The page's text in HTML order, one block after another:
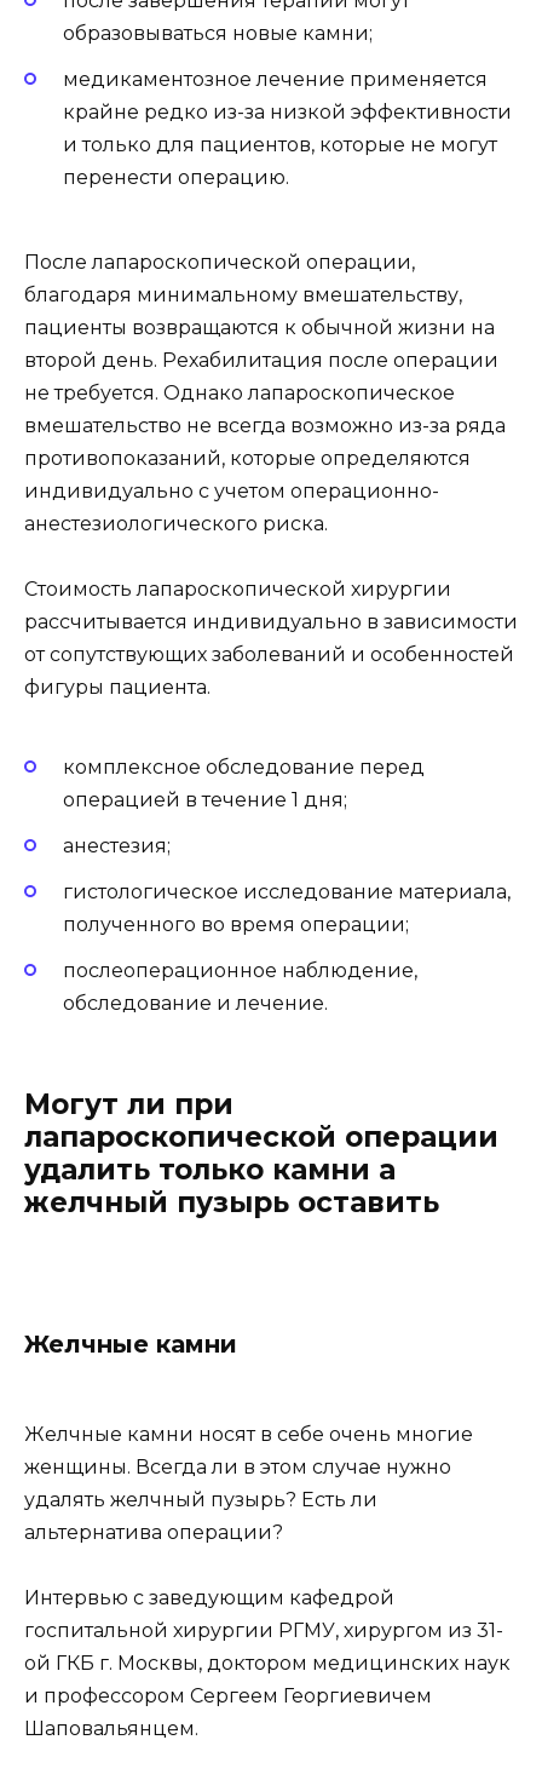
образовываться новые камни;
медикаментозное лечение применяется
крайне редко из-за низкой эффективности
и только для пациентов, которые не могут
перенести операцию.
После лапароскопической операции,
благодаря минимальному вмешательству,
пациенты возвращаются к обычной жизни на
второй день. Рехабилитация после операции
не требуется. Однако лапароскопическое
вмешательство не всегда возможно из-за ряда
противопоказаний, которые определяются
индивидуально с учетом операционно-
анестезиологического риска.
Стоимость лапароскопической хирургии
рассчитывается индивидуально в зависимости
от сопутствующих заболеваний и особенностей
фигуры пациента.
комплексное обследование перед
операцией в течение 1 дня;
анестезия;
гистологическое исследование материала,
полученного во время операции;
послеоперационное наблюдение,
обследование и лечение.
Могут ли при
лапароскопической операции
удалить только камни а
желчный пузырь оставить
Желчные камни
Желчные камни носят в себе очень многие
женщины. Всегда ли в этом случае нужно
удалять желчный пузырь? Есть ли
альтернатива операции?
Интервью с заведующим кафедрой
госпитальной хирургии РГМУ, хирургом из 31-
ой ГКБ г. Москвы, доктором медицинских наук
и профессором Сергеем Георгиевичем
Шаповальянцем.